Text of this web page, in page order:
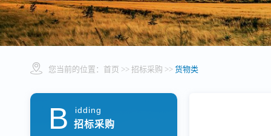
您当前的位置： 首页 >> 招标采购 >> 货物类
B idding
招标采购